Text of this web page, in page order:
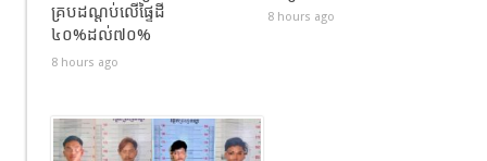
គ្របដណ្តប់លើផ្ទៃដី
៤០%ដល់៧០%
8 hours ago
8 hours ago